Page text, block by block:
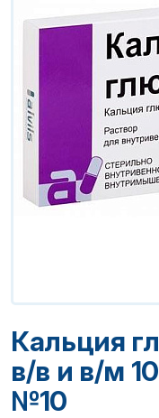
Кальция
в/в и в/м
№10